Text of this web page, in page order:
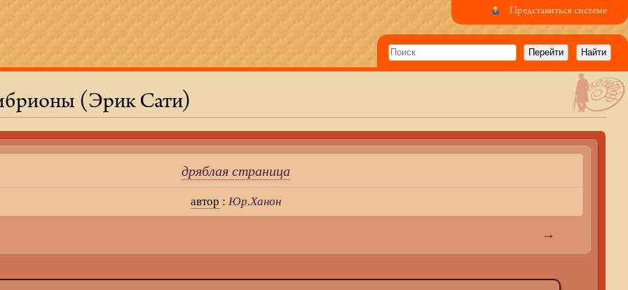
(Эрик Сати)
дряблая страница
автор : Юр.Ханон
→
Представиться системе